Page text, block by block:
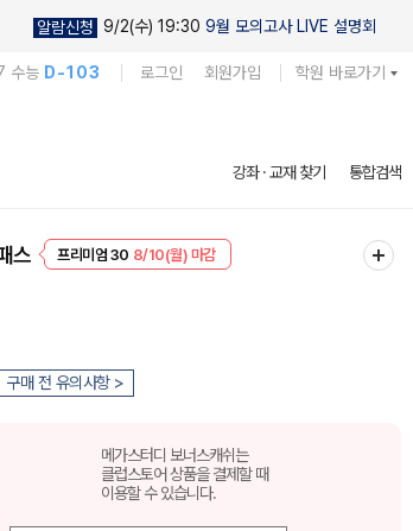
알람신청 9/2(수) 19:30 9월 모의고사 LIVE 설명회
수능 D-103 로그인 회원가입 학원 바로가기
강좌 · 교재 찾기 통합검색
스
EVENT 8/10(월) 마감
구매 전 유의사항 >
메가스터디 보너스캐쉬는
클럽스토어 상품을 결제할 때
이용할 수 있습니다.